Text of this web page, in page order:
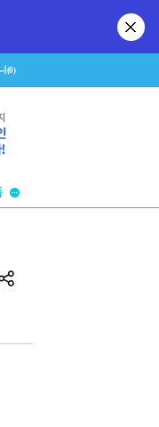
(0)